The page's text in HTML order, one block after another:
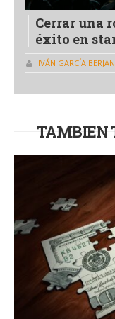
Cerrar una
éxito en
IVÁN GARCÍA
TAMBIEN